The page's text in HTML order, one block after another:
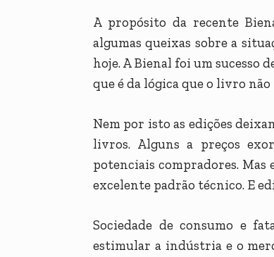
A propósito da recente
algumas queixas sobre a
hoje. A Bienal foi um sucesso
que é da lógica que o livro
Nem por isto as edições
livros. Alguns a preços
potenciais compradores. Mas
excelente padrão técnico. E
Sociedade de consumo e
estimular a indústria e o